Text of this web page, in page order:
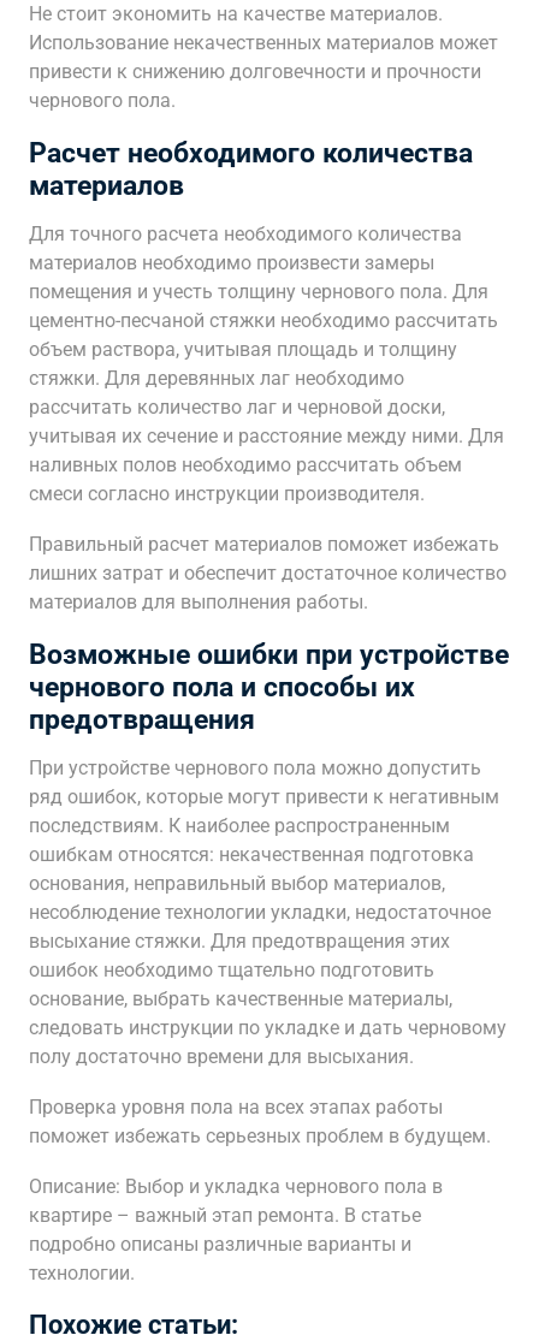
Не стоит экономить на качестве материалов.
Использование некачественных материалов может
привести к снижению долговечности и прочности
чернового пола.
Расчет необходимого количества
материалов
Для точного расчета необходимого количества
материалов необходимо произвести замеры
помещения и учесть толщину чернового пола. Для
цементно-песчаной стяжки необходимо рассчитать
объем раствора, учитывая площадь и толщину
стяжки. Для деревянных лаг необходимо
рассчитать количество лаг и черновой доски,
учитывая их сечение и расстояние между ними. Для
наливных полов необходимо рассчитать объем
смеси согласно инструкции производителя.
Правильный расчет материалов поможет избежать
лишних затрат и обеспечит достаточное количество
материалов для выполнения работы.
Возможные ошибки при устройстве
чернового пола и способы их
предотвращения
При устройстве чернового пола можно допустить
ряд ошибок, которые могут привести к негативным
последствиям. К наиболее распространенным
ошибкам относятся: некачественная подготовка
основания, неправильный выбор материалов,
несоблюдение технологии укладки, недостаточное
высыхание стяжки. Для предотвращения этих
ошибок необходимо тщательно подготовить
основание, выбрать качественные материалы,
следовать инструкции по укладке и дать черновому
полу достаточно времени для высыхания.
Проверка уровня пола на всех этапах работы
поможет избежать серьезных проблем в будущем.
Описание: Выбор и укладка чернового пола в
квартире – важный этап ремонта. В статье
подробно описаны различные варианты и
технологии.
Похожие статьи: